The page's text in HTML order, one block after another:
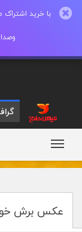
عکس برش